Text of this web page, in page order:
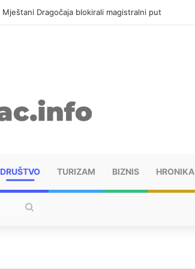
Helikopter ponovo gasi vatru u selima kod Trebinja
DRUŠTVO TURIZAM BIZNIS HRONIKA